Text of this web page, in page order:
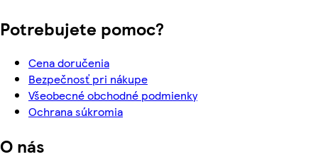
Potrebujete pomoc?
Cena doručenia
Bezpečnosť pri nákupe
Všeobecné obchodné podmienky
Ochrana súkromia
O nás